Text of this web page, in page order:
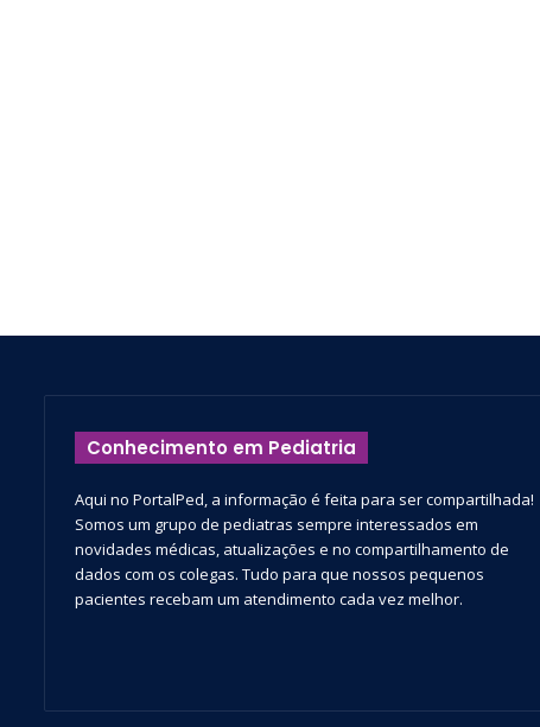
Conhecimento em Pediatria
Aqui no PortalPed, a informação é feita para ser compartilhada!
Somos um grupo de pediatras sempre interessados em
novidades médicas, atualizações e no compartilhamento de
dados com os colegas. Tudo para que nossos pequenos
pacientes recebam um atendimento cada vez melhor.